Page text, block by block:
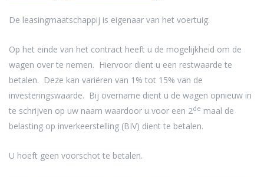
De leasingmaatschappij is eigenaar van het voertuig.
Op het einde van het contract heeft u de mogelijkheid om de
wagen over te nemen. Hiervoor dient u een restwaarde te
betalen. Deze kan variëren van 1% tot 15% van de
investeringswaarde. Bij overname dient u de wagen opnieuw in
te schrijven op uw naam waardoor u voor een 2de maal de
belasting op inverkeerstelling (BIV) dient te betalen.
U hoeft geen voorschot te betalen.